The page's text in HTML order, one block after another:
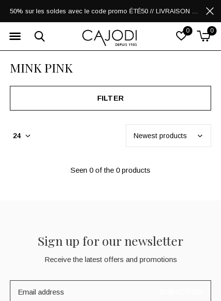
0 0
50% sur les soldes avec le code promo ÉTÉ50 // LIVRAISON GRATUITE POUR LES ACHATS DE 250$ ET PLUS
MINK PINK
FILTER
Seen 0 of the 0 products
Sign up for our newsletter
Receive the latest offers and promotions